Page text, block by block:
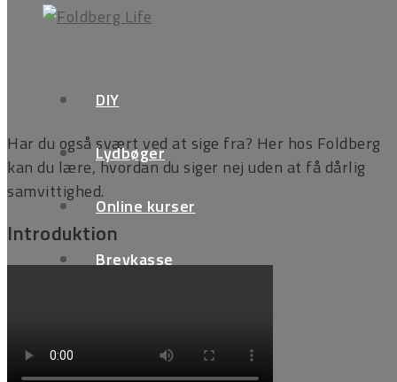
DIY
Lydbøger
Online kurser
Brevkasse
Har du også svært ved at sige fra? Her hos Foldberg
kan du lære, hvordan du siger nej uden at få dårlig
samvittighed.
Introduktion